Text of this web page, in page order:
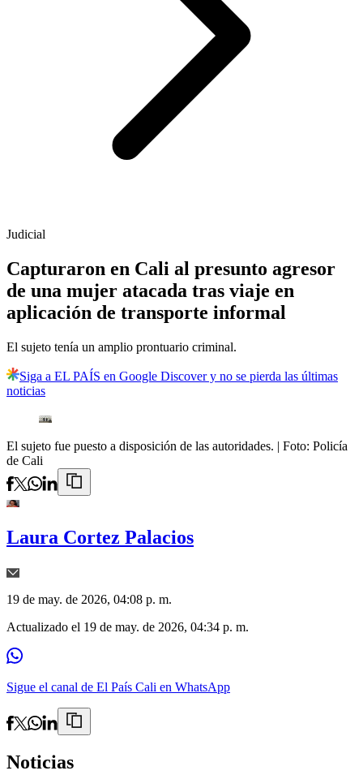
Judicial
Capturaron en Cali al presunto agresor
de una mujer atacada tras viaje en
aplicación de transporte informal
El sujeto tenía un amplio prontuario criminal.
Siga a EL PAÍS en Google Discover y no se pierda las últimas
noticias
El sujeto fue puesto a disposición de las autoridades. | Foto: Policía
de Cali
Laura Cortez Palacios
19 de may. de 2026, 04:08 p. m.
Actualizado el 19 de may. de 2026, 04:34 p. m.
Sigue el canal de El País Cali en WhatsApp
Noticias